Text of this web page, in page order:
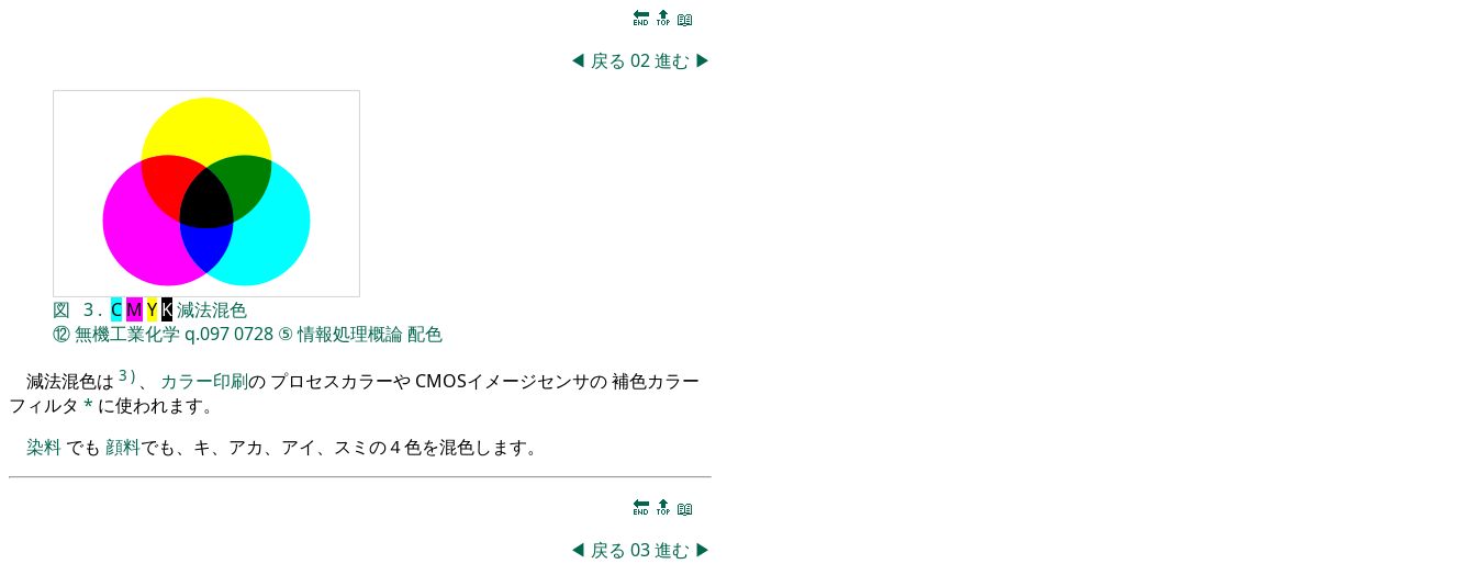
🔚 🔝 📖
◀ 戻る 02進む ▶
図 3 . C M Y K減法混色
⑫無機工業化学 q.0970728 ⑤情報処理概論配色
減法混色は 3 ) 、 カラー印刷の プロセスカラーや CMOSイメージセンサの 補色カラー
フィルタ * に使われます。
染料 でも 顔料でも、キ、アカ、アイ、スミの４色を混色します。
🔚 🔝 📖
◀ 戻る 03進む ▶